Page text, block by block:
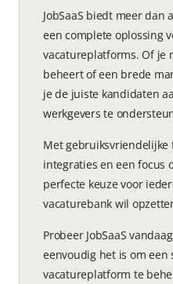
JobSaaS biedt meer
een complete oplossing
vacatureplatforms. Of je
beheert of een brede
je de juiste kandidaten
werkgevers te
Met gebruiksvriendelijke
integraties en een focus
perfecte keuze voor
vacaturebank wil
Probeer JobSaaS
eenvoudig het is om een
vacatureplatform te